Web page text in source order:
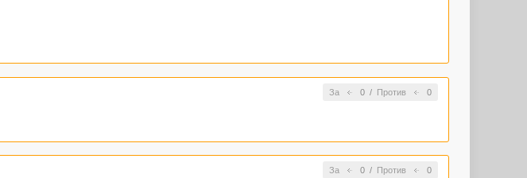
За 0/ Против 0
За 0/ Против 0